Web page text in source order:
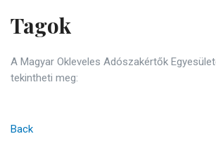
Tagok
A Magyar Okleveles Adószakértők
tekintheti meg:
Back